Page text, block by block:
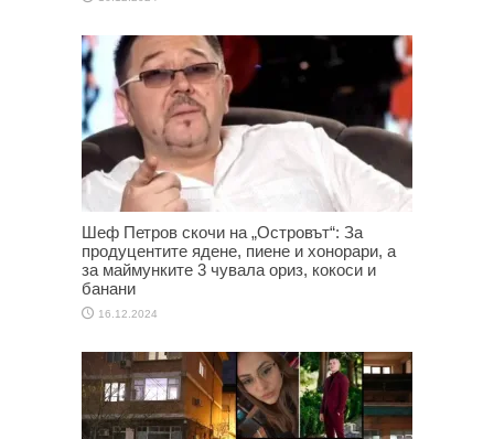
Шеф Петров скочи на „Островът“: За
продуцентите ядене, пиене и хонорари, а
за маймунките 3 чувала ориз, кокоси и
банани
16.12.2024